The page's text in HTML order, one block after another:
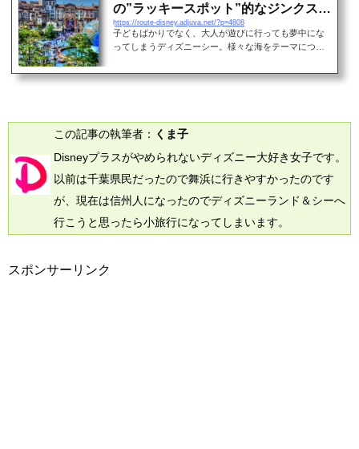
の”ラッキースポット”的なジンクス・
うわさ・都市伝説
https://route-disney.adjuva.net/?p=4808
子どもばかりでなく、大人が遊びに行っても夢中にな
ってしまうディズニーシー。様々な海をテーマにつく
以上の場所は考えられないほどおススメです。特に夜
「センター・オブ・ジ・アース」の隠れミッキー人気
の絶叫系アトラクション「センター・オブ・ジ・アー
ス」。絶叫系ライドはカップルの親密度を高めるのに
この記事の執筆者： くま子
Disneyプラスがやめられないディズニー大好き女子です。
以前は千葉県民だったので舞浜に行きやすかったのです
が、現在は信州人になったのでディズニーランド＆シーへ
行こうと思ったら小旅行になってしまいます。
スポンサーリンク